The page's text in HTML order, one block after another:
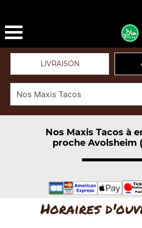
LIVRAISON
Nos Maxis Tacos à
proche Avolsheim
Horaires